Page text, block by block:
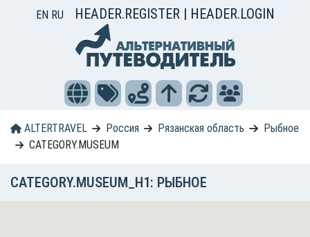
EN RU HEADER.REGISTER | HEADER.LOGIN
ALTERTRAVEL Россия Рязанская область
Рыбное
CATEGORY.MUSEUM
CATEGORY.MUSEUM_H1: РЫБНОЕ